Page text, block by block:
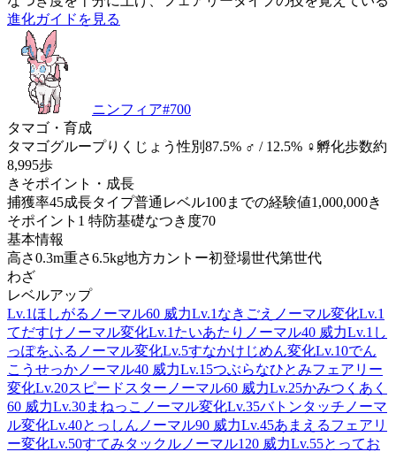
進化ガイドを見る
ニンフィア#700
タマゴ・育成
タマゴグループりくじょう性別 87.5% ♂ / 12.5% ♀ 孵化歩数約
8,995歩
きそポイント・成長
捕獲率45成長タイプ普通 レベル100までの経験値1,000,000き
そポイント 1 特防基礎なつき度70
基本情報
高さ0.3m重さ6.5kg地方カントー初登場世代第世代
わざ
レベルアップ
Lv.1 ほしがる ノーマル60 威力Lv.1 なきごえ ノーマル変化Lv.1
てだすけ ノーマル変化Lv.1 たいあたり ノーマル40 威力Lv.1 し
っぽをふる ノーマル変化Lv.5すなかけ じめん変化Lv.10でん
こうせっか ノーマル40 威力Lv.15つぶらなひとみフェアリー
変化Lv.20スピードスター ノーマル60 威力Lv.25かみつく あく
60 威力Lv.30まねっこ ノーマル変化Lv.35バトンタッチ ノーマ
ル変化Lv.40とっしん ノーマル90 威力Lv.45あまえるフェアリ
ー変化Lv.50すてみタックル ノーマル120 威力Lv.55とってお